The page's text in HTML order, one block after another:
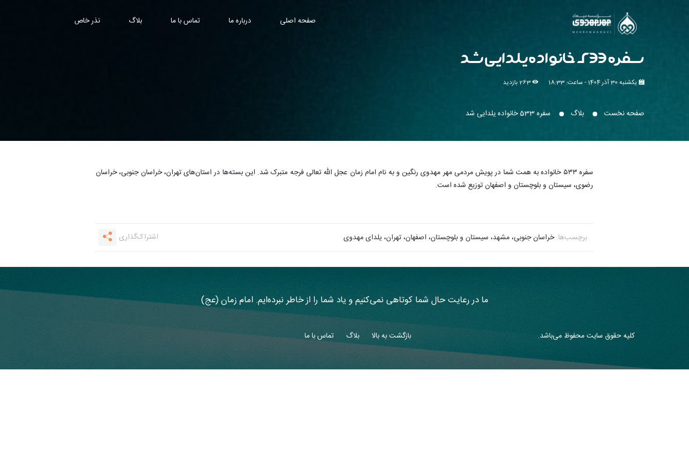
صفحه اصلی درباره ما تماس با ما بلاگ نذر خاص
سفره 533 خانواده یلدایی شد
یکشنبه 30 آذر 1404 - ساعت: 18:33
صفحه نخست بلاگ سفره 533 خانواده یلدایی شد
سفره ۵۳۳ خانواده به همت شما در پویش مردمی مهر مهدوی رنگین و به نام امام زمان عجل الله تعالی فرجه متبرک شد. این بسته‌ها در استان‌های تهران، خراسان جنوبی، خراسان
رضوی، سیستان و بلوچستان و اصفهان توزیع شده است.
برچسب‌ها: خراسان جنوبی مشهد سیستان و بلوچستان اصفهان تهران یلدای مهدوی اشتراک‌گذاری
ما در رعایت حال شما کوتاهی نمی‌کنیم و یاد شما را از خاطر نبرده‌ایم. امام زمان (عج)
کلیه حقوق سایت محفوظ می‌باشد. بازگشت به بالا بلاگ تماس با ما